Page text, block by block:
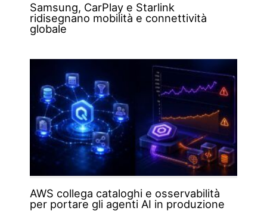
Samsung, CarPlay e Starlink
ridisegnano mobilità e connettività
globale
AWS collega cataloghi e osservabilità
per portare gli agenti AI in produzione